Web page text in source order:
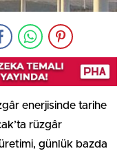
enerjisinde tarihe
rüzgâr
günlük bazda